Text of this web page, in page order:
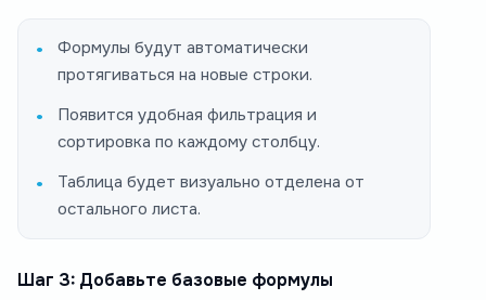
Формулы будут автоматически
протягиваться на новые строки.
Появится удобная фильтрация и
сортировка по каждому столбцу.
Таблица будет визуально отделена от
остального листа.
Шаг 3: Добавьте базовые формулы